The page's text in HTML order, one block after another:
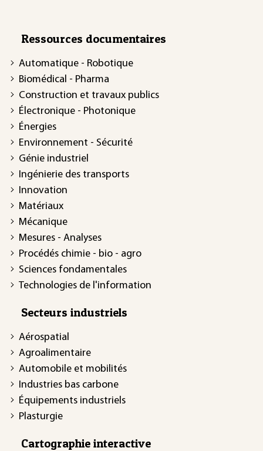
Ressources documentaires
Automatique - Robotique
Biomédical - Pharma
Construction et travaux publics
Électronique - Photonique
Énergies
Environnement - Sécurité
Génie industriel
Ingénierie des transports
Innovation
Matériaux
Mécanique
Mesures - Analyses
Procédés chimie - bio - agro
Sciences fondamentales
Technologies de l'information
Secteurs industriels
Aérospatial
Agroalimentaire
Automobile et mobilités
Industries bas carbone
Équipements industriels
Plasturgie
Cartographie interactive